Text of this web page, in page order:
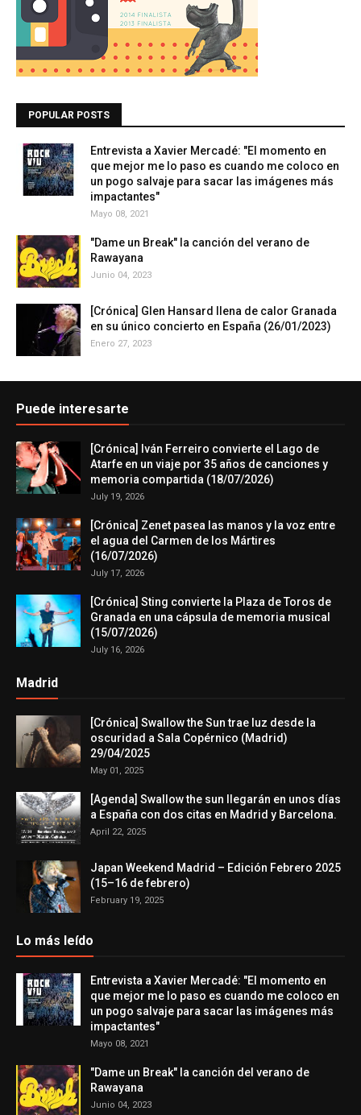
POPULAR POSTS
Entrevista a Xavier Mercadé: "El momento en
que mejor me lo paso es cuando me coloco en
un pogo salvaje para sacar las imágenes más
impactantes"
Mayo 08, 2021
"Dame un Break" la canción del verano de
Rawayana
Junio 04, 2023
[Crónica] Glen Hansard llena de calor Granada
en su único concierto en España (26/01/2023)
Enero 27, 2023
Puede interesarte
[Crónica] Iván Ferreiro convierte el Lago de
Atarfe en un viaje por 35 años de canciones y
memoria compartida (18/07/2026)
July 19, 2026
[Crónica] Zenet pasea las manos y la voz entre
el agua del Carmen de los Mártires
(16/07/2026)
July 17, 2026
[Crónica] Sting convierte la Plaza de Toros de
Granada en una cápsula de memoria musical
(15/07/2026)
July 16, 2026
Madrid
[Crónica] Swallow the Sun trae luz desde la
oscuridad a Sala Copérnico (Madrid)
29/04/2025
May 01, 2025
[Agenda] Swallow the sun llegarán en unos días
a España con dos citas en Madrid y Barcelona.
April 22, 2025
Japan Weekend Madrid – Edición Febrero 2025
(15–16 de febrero)
February 19, 2025
Lo más leído
Entrevista a Xavier Mercadé: "El momento en
que mejor me lo paso es cuando me coloco en
un pogo salvaje para sacar las imágenes más
impactantes"
Mayo 08, 2021
"Dame un Break" la canción del verano de
Rawayana
Junio 04, 2023